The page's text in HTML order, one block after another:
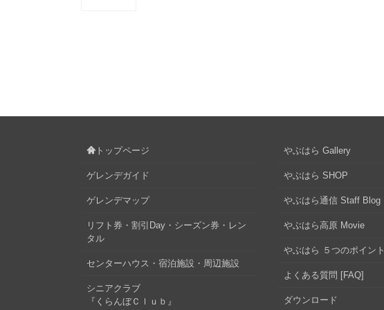
トップページ
ゲレンデガイド
ゲレンデマップ
リフト券・割引Day・シーズン券・レン
タル
センターハウス・宿泊施設・周辺施設
シニアクラブ
『くらんぼＣｌｕｂ』
やぶはら Gallery
やぶはら SHOP
やぶはら通信 Staff Blog
やぶはら高原 Movie
やぶはら ５つのポイント
よくある質問 [FAQ]
ダウンロード